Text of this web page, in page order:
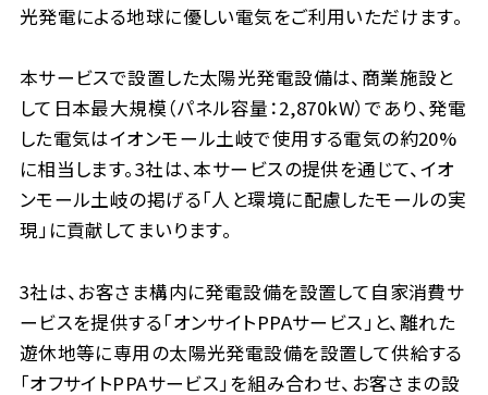
光発電による地球に優しい電気をご利用いただけます。
本サービスで設置した太陽光発電設備は、商業施設と
して日本最大規模（パネル容量：2,870kW）であり、発電
した電気はイオンモール土岐で使用する電気の約20%
に相当します。3社は、本サービスの提供を通じて、イオ
ンモール土岐の掲げる「人と環境に配慮したモールの実
現」に貢献してまいります。
3社は、お客さま構内に発電設備を設置して自家消費サ
ービスを提供する「オンサイトPPAサービス」と、離れた
遊休地等に専用の太陽光発電設備を設置して供給する
「オフサイトPPAサービス」を組み合わせ、お客さまの設